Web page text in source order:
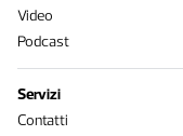
Video
Podcast
Servizi
Contatti